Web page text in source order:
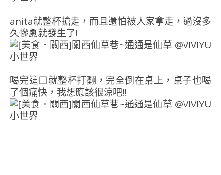
anita就整杯搶走，而且還怕被人家拿走，過沒多
久慘劇就發生了!
喝完這口就整杯打翻，完全倒在桌上，桌子也喝
了個痛快，我想應該很涼吧!!